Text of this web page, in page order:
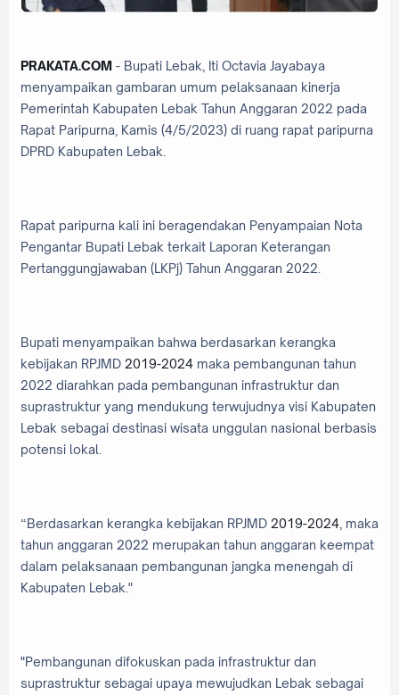
PRAKATA.COM - Bupati Lebak, Iti Octavia Jayabaya
menyampaikan gambaran umum pelaksanaan kinerja
Pemerintah Kabupaten Lebak Tahun Anggaran 2022 pada
Rapat Paripurna, Kamis (4/5/2023) di ruang rapat paripurna
DPRD Kabupaten Lebak.
Rapat paripurna kali ini beragendakan Penyampaian Nota
Pengantar Bupati Lebak terkait Laporan Keterangan
Pertanggungjawaban (LKPj) Tahun Anggaran 2022.
Bupati menyampaikan bahwa berdasarkan kerangka
kebijakan RPJMD 2019-2024 maka pembangunan tahun
2022 diarahkan pada pembangunan infrastruktur dan
suprastruktur yang mendukung terwujudnya visi Kabupaten
Lebak sebagai destinasi wisata unggulan nasional berbasis
potensi lokal.
“Berdasarkan kerangka kebijakan RPJMD 2019-2024 , maka
tahun anggaran 2022 merupakan tahun anggaran keempat
dalam pelaksanaan pembangunan jangka menengah di
Kabupaten Lebak."
"Pembangunan difokuskan pada infrastruktur dan
suprastruktur sebagai upaya mewujudkan Lebak sebagai